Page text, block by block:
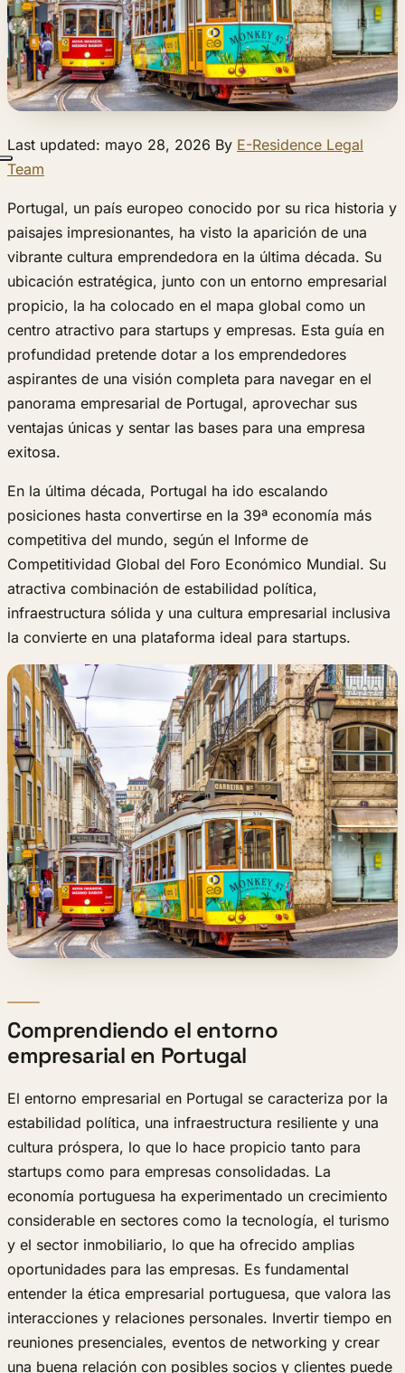
Last updated: mayo 28, 2026 By E-Residence Legal
Team
Portugal, un país europeo conocido por su rica historia y
paisajes impresionantes, ha visto la aparición de una
vibrante cultura emprendedora en la última década. Su
ubicación estratégica, junto con un entorno empresarial
propicio, la ha colocado en el mapa global como un
centro atractivo para startups y empresas. Esta guía en
profundidad pretende dotar a los emprendedores
aspirantes de una visión completa para navegar en el
panorama empresarial de Portugal, aprovechar sus
ventajas únicas y sentar las bases para una empresa
exitosa.
En la última década, Portugal ha ido escalando
posiciones hasta convertirse en la 39ª economía más
competitiva del mundo, según el Informe de
Competitividad Global del Foro Económico Mundial. Su
atractiva combinación de estabilidad política,
infraestructura sólida y una cultura empresarial inclusiva
la convierte en una plataforma ideal para startups.
Comprendiendo el entorno
empresarial en Portugal
El entorno empresarial en Portugal se caracteriza por la
estabilidad política, una infraestructura resiliente y una
cultura próspera, lo que lo hace propicio tanto para
startups como para empresas consolidadas. La
economía portuguesa ha experimentado un crecimiento
considerable en sectores como la tecnología, el turismo
y el sector inmobiliario, lo que ha ofrecido amplias
oportunidades para las empresas. Es fundamental
entender la ética empresarial portuguesa, que valora las
interacciones y relaciones personales. Invertir tiempo en
reuniones presenciales, eventos de networking y crear
una buena relación con posibles socios y clientes puede